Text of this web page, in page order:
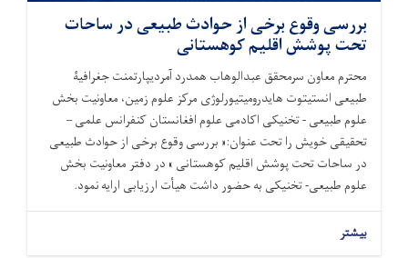
بررسی وقوع برخی از حوادث طبیعی در ساحات
تحت پوشش اقلیم کوهستانی
محترم معاون سرمحقق عبدالوهاب همدرد آمردیپارتمنت جغرافیۀ
طبیعی انستیتوت هایدرومیتیورلوژی مرکز علوم زمین، معاونیت بخش
علوم طبیعی - تخنیکی اکادمی علوم افغانستان کنفرانس علمی –
تحقیقی خویش را تحت عنوان:« بررسی وقوع برخی از حوادث طبیعی
در ساحات تحت پوشش اقلیم کوهستانی » در دفتر معاونیت بخش
علوم طبیعی- تخنیکی به حضور داشت هیأت ارزیابی ارایه نمود.
بیشتر